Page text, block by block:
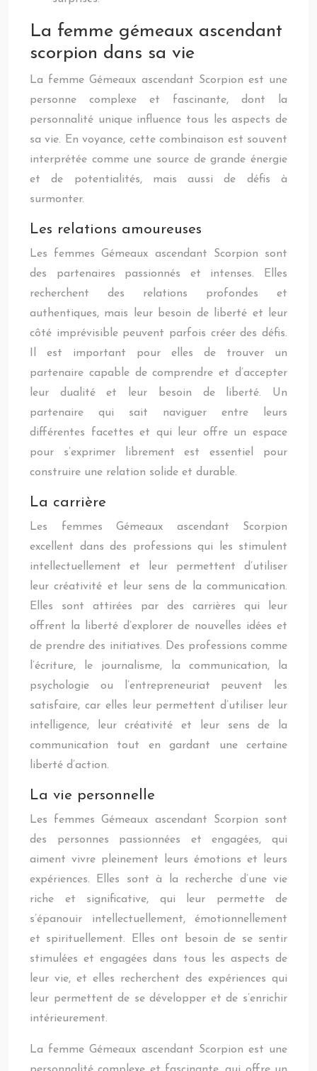
La femme gémeaux ascendant
scorpion dans sa vie
La femme Gémeaux ascendant Scorpion est une
personne complexe et fascinante, dont la
personnalité unique influence tous les aspects de
sa vie. En voyance, cette combinaison est souvent
interprétée comme une source de grande énergie
et de potentialités, mais aussi de défis à
surmonter.
Les relations amoureuses
Les femmes Gémeaux ascendant Scorpion sont
des partenaires passionnés et intenses. Elles
recherchent des relations profondes et
authentiques, mais leur besoin de liberté et leur
côté imprévisible peuvent parfois créer des défis.
Il est important pour elles de trouver un
partenaire capable de comprendre et d’accepter
leur dualité et leur besoin de liberté. Un
partenaire qui sait naviguer entre leurs
différentes facettes et qui leur offre un espace
pour s’exprimer librement est essentiel pour
construire une relation solide et durable.
La carrière
Les femmes Gémeaux ascendant Scorpion
excellent dans des professions qui les stimulent
intellectuellement et leur permettent d’utiliser
leur créativité et leur sens de la communication.
Elles sont attirées par des carrières qui leur
offrent la liberté d’explorer de nouvelles idées et
de prendre des initiatives. Des professions comme
l’écriture, le journalisme, la communication, la
psychologie ou l’entrepreneuriat peuvent les
satisfaire, car elles leur permettent d’utiliser leur
intelligence, leur créativité et leur sens de la
communication tout en gardant une certaine
liberté d’action.
La vie personnelle
Les femmes Gémeaux ascendant Scorpion sont
des personnes passionnées et engagées, qui
aiment vivre pleinement leurs émotions et leurs
expériences. Elles sont à la recherche d’une vie
riche et significative, qui leur permette de
s’épanouir intellectuellement, émotionnellement
et spirituellement. Elles ont besoin de se sentir
stimulées et engagées dans tous les aspects de
leur vie, et elles recherchent des expériences qui
leur permettent de se développer et de s’enrichir
intérieurement.
La femme Gémeaux ascendant Scorpion est une